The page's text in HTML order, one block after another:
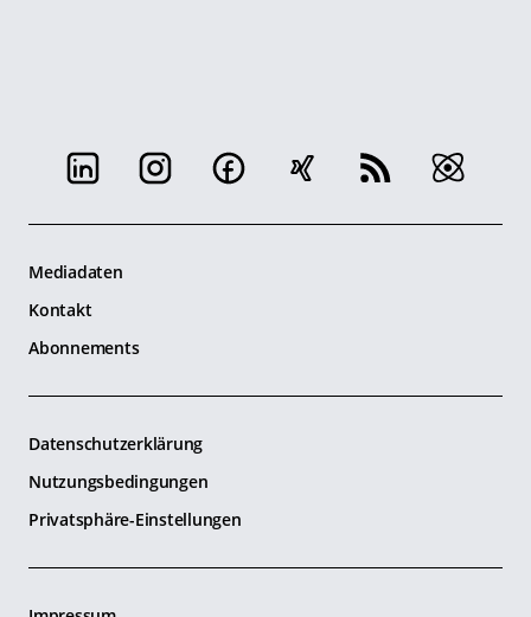
Mediadaten
Kontakt
Abonnements
Datenschutzerklärung
Nutzungsbedingungen
Privatsphäre-Einstellungen